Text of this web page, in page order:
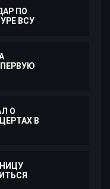
ПО
ВСУ
О
В